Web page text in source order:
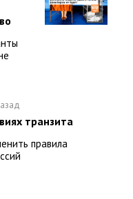
транзита
правила